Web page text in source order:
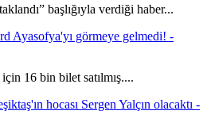
başlığıyla verdiği haber...
Ayasofya'yı görmeye gelmedi! -
16 bin bilet satılmış....
hocası Sergen Yalçın olacaktı -